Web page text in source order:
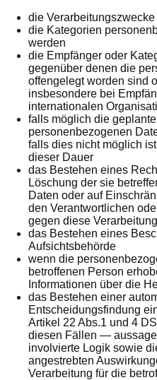
die Verarbeitungszwecke
die Kategorien
werden
die Empfänger oder
gegenüber denen die
offengelegt worden sind
insbesondere bei
internationalen
falls möglich die
personenbezogenen
falls dies nicht möglich
dieser Dauer
das Bestehen eines
Löschung der sie
Daten oder auf
den Verantwortlichen
gegen diese Verarbeitung
das Bestehen eines
Aufsichtsbehörde
wenn die
betroffenen Person
Informationen über die
das Bestehen einer
Entscheidungsfindung
Artikel 22 Abs.1 und 4
diesen Fällen —
involvierte Logik sowie
angestrebten
Verarbeitung für die